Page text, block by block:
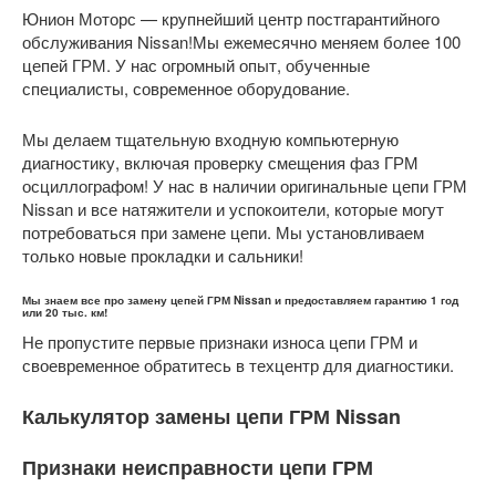
Юнион Моторс — крупнейший центр постгарантийного
обслуживания Nissan!Мы ежемесячно меняем более 100
цепей ГРМ. У нас огромный опыт, обученные
специалисты, современное оборудование.
Мы делаем тщательную входную компьютерную
диагностику, включая проверку смещения фаз ГРМ
осциллографом! У нас в наличии оригинальные цепи ГРМ
Nissan и все натяжители и успокоители, которые могут
потребоваться при замене цепи. Мы установливаем
только новые прокладки и сальники!
Мы знаем все про замену цепей ГРМ Nissan и предоставляем гарантию 1 год
или 20 тыс. км!
Не пропустите первые признаки износа цепи ГРМ и
своевременное обратитесь в техцентр для диагностики.
Калькулятор замены цепи ГРМ Nissan
Признаки неисправности цепи ГРМ